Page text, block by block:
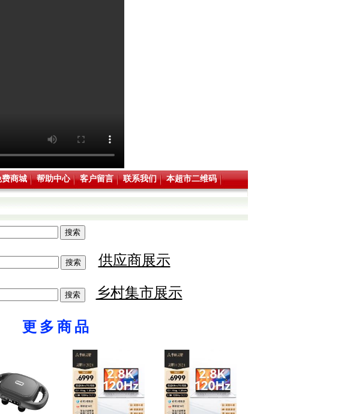
商城 帮助中心 客户留言 联系我们 本超市二维码
供应商展示
乡村集市展示
更多商品